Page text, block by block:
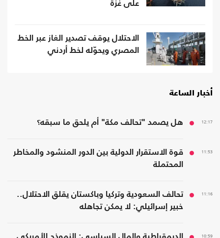
على غزة
الاحتلال يوقف تصدير الغاز عبر الخط
المصري ويحوّله لخط أردني
أخبار الساعة
12:17 هل يصمد "تحالف مكة" أم يلحق ما سبقه؟
11:53
قوة الاستقرار الدولية بين الدور المنشود والمخاطر
المحتملة
11:16
تحالف السعودية وتركيا وباكستان يقلق الاحتلال..
خبير إسرائيلي: لا يمكن تجاهله
10:59